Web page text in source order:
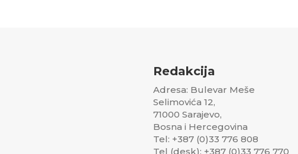
Redakcija
Adresa: Bulevar Meše
Selimovića 12,
71000 Sarajevo,
Bosna i Hercegovina
Tel: +387 (0)33 776 808
Tel (desk): +387 (0)33 776 770